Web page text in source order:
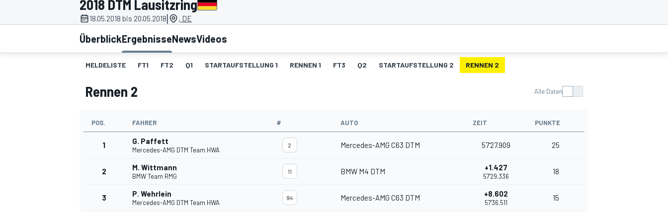
MOTOGP
2018 DTM Lausitzring
18.05.2018 bis 20.05.2018| , DE
ÜberblickErgebnisseNewsVideos
MELDELISTE FT1 FT2 Q1 STARTAUFSTELLUNG 1 RENNEN 1 FT3 Q2 STARTAUFSTELLUNG 2 RENNEN 2
Rennen 2 Alle Daten
POS. FAHRER # AUTO ZEIT PUNKTE
1 G. Paffett
Mercedes-AMG DTM Team HWA
2 Mercedes-AMG C63 DTM 57'27.909 25
2 M. Wittmann
BMW Team RMG
11 BMW M4 DTM +1.427
57'29.336
18
3 P. Wehrlein
Mercedes-AMG DTM Team HWA
94 Mercedes-AMG C63 DTM +8.602
57'36.511
15